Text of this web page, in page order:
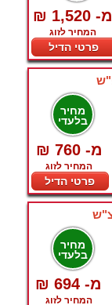
₪ 1,520 -מ
המחיר לזוג
פרטי הדיל
מחיר
בלעדי
₪ 760 -מ
המחיר לזוג
פרטי הדיל
מחיר
בלעדי
₪ 694 -מ
המחיר לזוג